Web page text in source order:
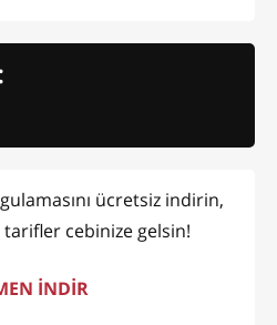
ücretsiz indirin,
cebinize gelsin!
İNDİR